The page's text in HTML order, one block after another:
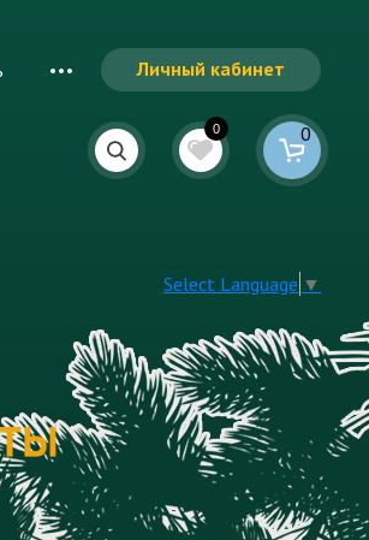
Личный кабинет
0 0
Select Language ▼